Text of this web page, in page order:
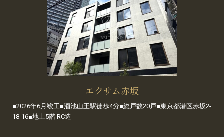
エクサム赤坂
■2026年6月竣工■溜池山王駅徒歩4分■総戸数20戸■東京都港区赤坂2-
18-16■地上5階 RC造